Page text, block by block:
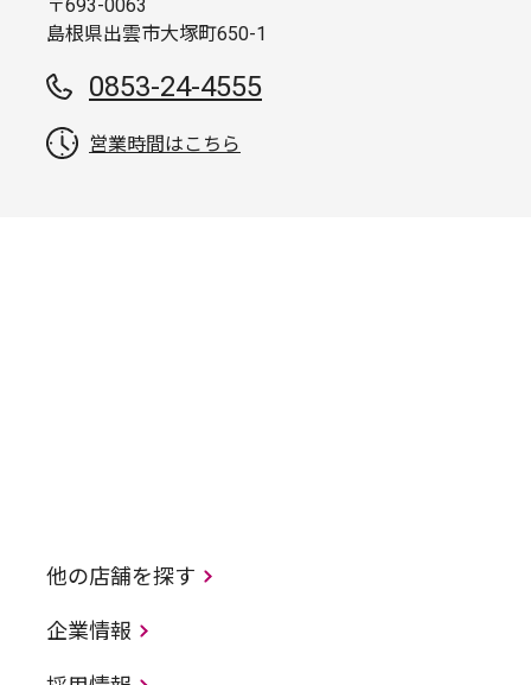
〒693-0063
島根県出雲市大塚町650-1
0853-24-4555
営業時間はこちら
他の店舗を探す
企業情報